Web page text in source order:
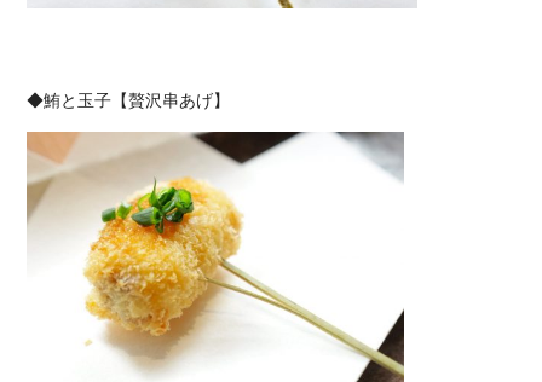
◆鮪と玉子【贅沢串あげ】